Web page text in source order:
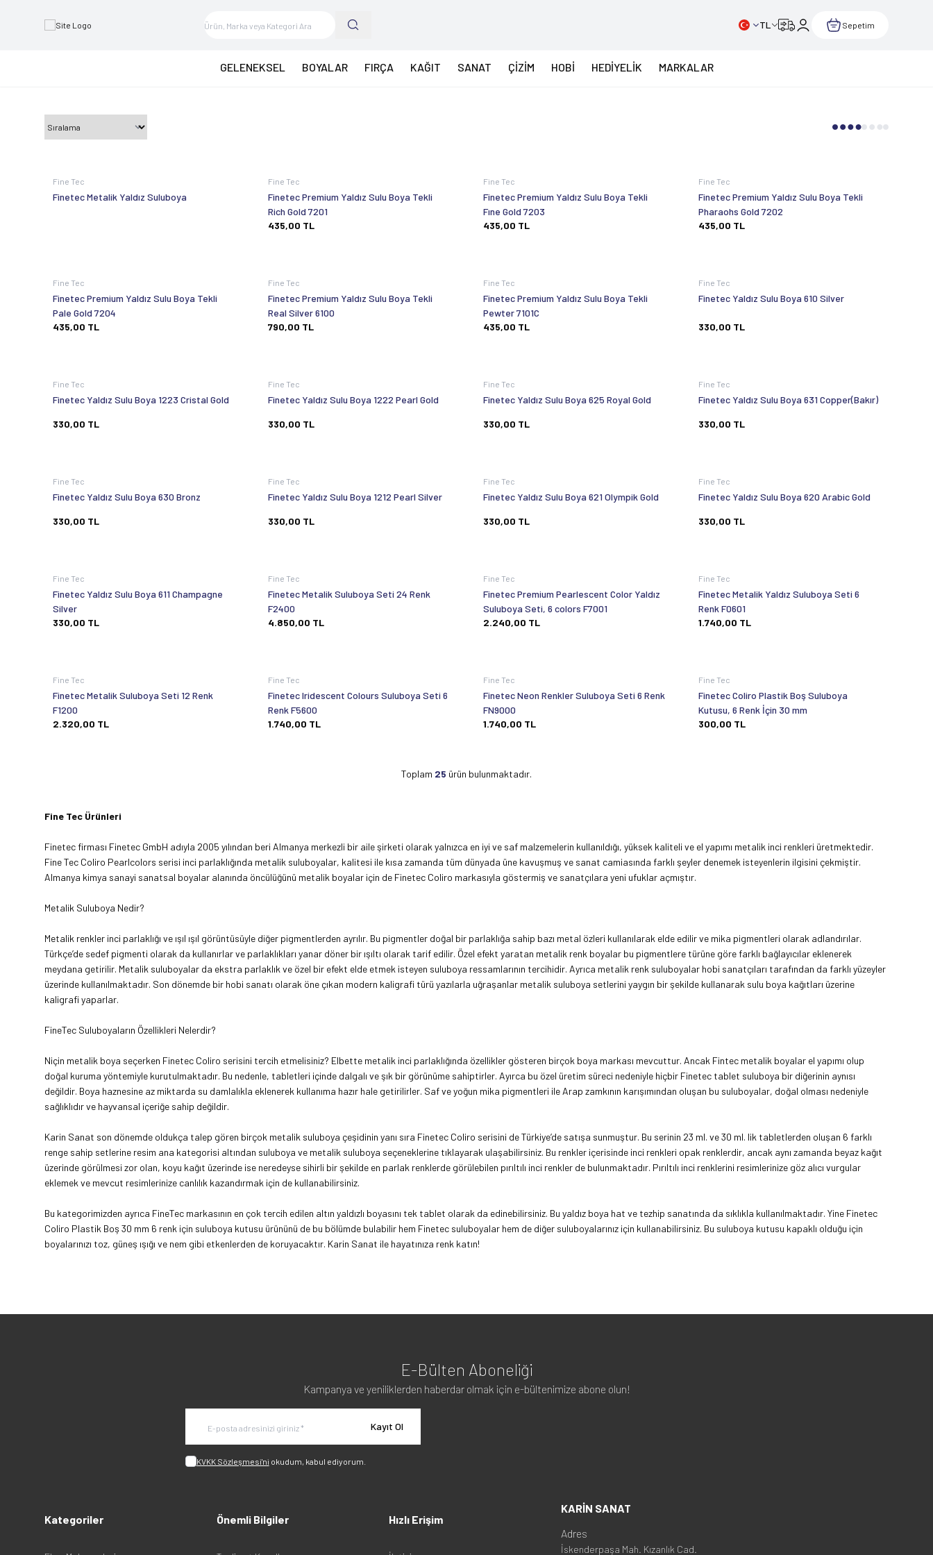
TL Sepetim
GELENEKSEL BOYALAR FIRÇA KAĞIT SANAT ÇİZİM HOBİ HEDİYELİK MARKALAR
Fine Tec
Finetec Metalik Yaldız Suluboya
Fine Tec
Finetec Premium Yaldız Sulu Boya Tekli
Rich Gold 7201
435,00 TL
Fine Tec
Finetec Premium Yaldız Sulu Boya Tekli
Fıne Gold 7203
435,00 TL
Fine Tec
Finetec Premium Yaldız Sulu Boya Tekli
Pharaohs Gold 7202
435,00 TL
Fine Tec
Finetec Premium Yaldız Sulu Boya Tekli
Pale Gold 7204
435,00 TL
Fine Tec
Finetec Premium Yaldız Sulu Boya Tekli
Real Silver 6100
790,00 TL
Fine Tec
Finetec Premium Yaldız Sulu Boya Tekli
Pewter 7101C
435,00 TL
Fine Tec
Finetec Yaldız Sulu Boya 610 Silver
330,00 TL
Fine Tec
Finetec Yaldız Sulu Boya 1223 Cristal Gold
330,00 TL
Fine Tec
Finetec Yaldız Sulu Boya 1222 Pearl Gold
330,00 TL
Fine Tec
Finetec Yaldız Sulu Boya 625 Royal Gold
330,00 TL
Fine Tec
Finetec Yaldız Sulu Boya 631 Copper(Bakır)
330,00 TL
Fine Tec
Finetec Yaldız Sulu Boya 630 Bronz
330,00 TL
Fine Tec
Finetec Yaldız Sulu Boya 1212 Pearl Silver
330,00 TL
Fine Tec
Finetec Yaldız Sulu Boya 621 Olympik Gold
330,00 TL
Fine Tec
Finetec Yaldız Sulu Boya 620 Arabic Gold
330,00 TL
Fine Tec
Finetec Yaldız Sulu Boya 611 Champagne
Silver
330,00 TL
Fine Tec
Finetec Metalik Suluboya Seti 24 Renk
F2400
4.850,00 TL
Fine Tec
Finetec Premium Pearlescent Color Yaldız
Suluboya Seti, 6 colors F7001
2.240,00 TL
Fine Tec
Finetec Metalik Yaldız Suluboya Seti 6
Renk F0601
1.740,00 TL
Fine Tec
Finetec Metalik Suluboya Seti 12 Renk
F1200
2.320,00 TL
Fine Tec
Finetec Iridescent Colours Suluboya Seti 6
Renk F5600
1.740,00 TL
Fine Tec
Finetec Neon Renkler Suluboya Seti 6 Renk
FN9000
1.740,00 TL
Fine Tec
Finetec Coliro Plastik Boş Suluboya
Kutusu, 6 Renk İçin 30 mm
300,00 TL
Toplam 25 ürün bulunmaktadır.
Fine Tec Ürünleri
Finetec firması Finetec GmbH adıyla 2005 yılından beri Almanya merkezli bir aile şirketi olarak yalnızca en iyi ve saf malzemelerin kullanıldığı, yüksek kaliteli ve el yapımı metalik inci renkleri üretmektedir.
Fine Tec Coliro Pearlcolors serisi inci parlaklığında metalik suluboyalar, kalitesi ile kısa zamanda tüm dünyada üne kavuşmuş ve sanat camiasında farklı şeyler denemek isteyenlerin ilgisini çekmiştir.
Almanya kimya sanayi sanatsal boyalar alanında öncülüğünü metalik boyalar için de Finetec Coliro markasıyla göstermiş ve sanatçılara yeni ufuklar açmıştır.
Metalik Suluboya Nedir?
Metalik renkler inci parlaklığı ve ışıl ışıl görüntüsüyle diğer pigmentlerden ayrılır. Bu pigmentler doğal bir parlaklığa sahip bazı metal özleri kullanılarak elde edilir ve mika pigmentleri olarak adlandırılar.
Türkçe’de sedef pigmenti olarak da kullanırlar ve parlaklıkları yanar döner bir ışıltı olarak tarif edilir. Özel efekt yaratan metalik renk boyalar bu pigmentlere türüne göre farklı bağlayıcılar eklenerek
meydana getirilir. Metalik suluboyalar da ekstra parlaklık ve özel bir efekt elde etmek isteyen suluboya ressamlarının tercihidir. Ayrıca metalik renk suluboyalar hobi sanatçıları tarafından da farklı yüzeyler
üzerinde kullanılmaktadır. Son dönemde bir hobi sanatı olarak öne çıkan modern kaligrafi türü yazılarla uğraşanlar metalik suluboya setlerini yaygın bir şekilde kullanarak sulu boya kağıtları üzerine
kaligrafi yaparlar.
FineTec Suluboyaların Özellikleri Nelerdir?
Niçin metalik boya seçerken Finetec Coliro serisini tercih etmelisiniz? Elbette metalik inci parlaklığında özellikler gösteren birçok boya markası mevcuttur. Ancak Fintec metalik boyalar el yapımı olup
doğal kuruma yöntemiyle kurutulmaktadır. Bu nedenle, tabletleri içinde dalgalı ve şık bir görünüme sahiptirler. Ayırca bu özel üretim süreci nedeniyle hiçbir Finetec tablet suluboya bir diğerinin aynısı
değildir. Boya haznesine az miktarda su damlalıkla eklenerek kullanıma hazır hale getirilirler. Saf ve yoğun mika pigmentleri ile Arap zamkının karışımından oluşan bu suluboyalar, doğal olması nedeniyle
sağlıklıdır ve hayvansal içeriğe sahip değildir.
Karin Sanat son dönemde oldukça talep gören birçok metalik suluboya çeşidinin yanı sıra Finetec Coliro serisini de Türkiye’de satışa sunmuştur. Bu serinin 23 ml. ve 30 ml. lik tabletlerden oluşan 6 farklı
renge sahip setlerine resim ana kategorisi altından suluboya ve metalik suluboya seçeneklerine tıklayarak ulaşabilirsiniz. Bu renkler içerisinde inci renkleri opak renklerdir, ancak aynı zamanda beyaz kağıt
üzerinde görülmesi zor olan, koyu kağıt üzerinde ise neredeyse sihirli bir şekilde en parlak renklerde görülebilen pırıltılı inci renkler de bulunmaktadır. Pırıltılı inci renklerini resimlerinize göz alıcı vurgular
eklemek ve mevcut resimlerinize canlılık kazandırmak için de kullanabilirsiniz.
Bu kategorimizden ayrıca FineTec markasının en çok tercih edilen altın yaldızlı boyasını tek tablet olarak da edinebilirsiniz. Bu yaldız boya hat ve tezhip sanatında da sıklıkla kullanılmaktadır. Yine Finetec
Coliro Plastik Boş 30 mm 6 renk için suluboya kutusu ürününü de bu bölümde bulabilir hem Finetec suluboyalar hem de diğer suluboyalarınız için kullanabilirsiniz. Bu suluboya kutusu kapaklı olduğu için
boyalarınızı toz, güneş ışığı ve nem gibi etkenlerden de koruyacaktır. Karin Sanat ile hayatınıza renk katın!
E-Bülten Aboneliği
Kampanya ve yeniliklerden haberdar olmak için e-bültenimize abone olun!
Kayıt Ol
KVKK Sözleşmesi'ni okudum, kabul ediyorum.
Kategoriler Önemli Bilgiler Hızlı Erişim
KARİN SANAT
Adres
İskenderpaşa Mah. Kızanlık Cad.